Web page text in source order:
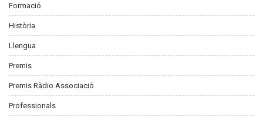
Formació
Història
Llengua
Premis
Premis Ràdio Associació
Professionals